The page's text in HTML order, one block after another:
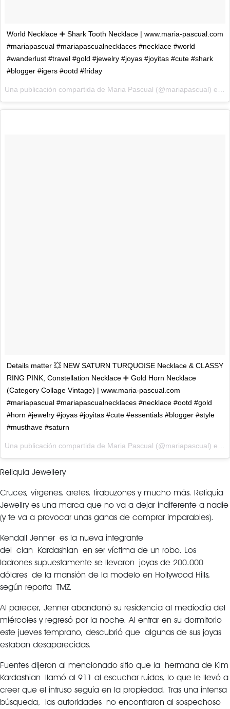
World Necklace ➕ Shark Tooth Necklace | www.maria-pascual.com
#mariapascual #mariapascualnecklaces #necklace #world
#wanderlust #travel #gold #jewelry #joyas #joyitas #cute #shark
#blogger #igers #ootd #friday
Una publicación compartida de Maria Pascual (@mariapascual) el6
Details matter 💥 NEW SATURN TURQUOISE Necklace & CLASSY
RING PINK, Constellation Necklace ➕ Gold Horn Necklace
(Category Collage Vintage) | www.maria-pascual.com
#mariapascual #mariapascualnecklaces #necklace #ootd #gold
#horn #jewelry #joyas #joyitas #cute #essentials #blogger #style
#musthave #saturn
Una publicación compartida de Maria Pascual (@mariapascual) el2
Reliquia Jewellery
Cruces, vírgenes, aretes, tirabuzones y mucho más. Reliquia
Jewellry es una marca que no va a dejar indiferente a nadie
(y te va a provocar unas ganas de comprar imparables).
Kendall Jenner es la nueva integrante
del clan Kardashian en ser víctima de un robo. Los
ladrones supuestamente se llevaron joyas de 200.000
dólares de la mansión de la modelo en Hollywood Hills,
según reporta TMZ.
Al parecer, Jenner abandonó su residencia al mediodía del
miércoles y regresó por la noche. Al entrar en su dormitorio
este jueves temprano, descubrió que algunas de sus joyas
estaban desaparecidas.
Fuentes dijeron al mencionado sitio que la hermana de Kim
Kardashian llamó al 911 al escuchar ruidos, lo que le llevó a
creer que el intruso seguía en la propiedad. Tras una intensa
búsqueda, las autoridades no encontraron al sospechoso